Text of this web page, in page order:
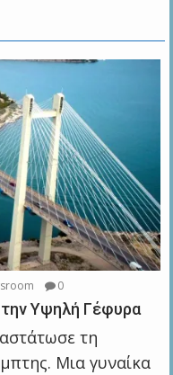
0
Υψηλή Γέφυρα
τη
Μια γυναίκα